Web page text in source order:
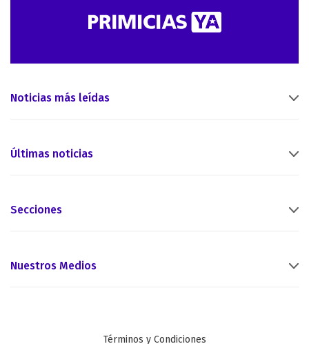
Noticias más leídas
Últimas noticias
Secciones
Nuestros Medios
Términos y Condiciones